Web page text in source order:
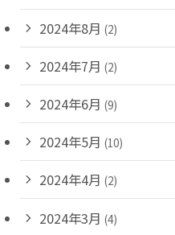
2024年8月 (2)
2024年7月 (2)
2024年6月 (9)
2024年5月 (10)
2024年4月 (2)
2024年3月 (4)